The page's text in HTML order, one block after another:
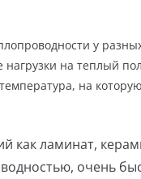
у
нагрузки на теплый
на
как ламинат,
очень